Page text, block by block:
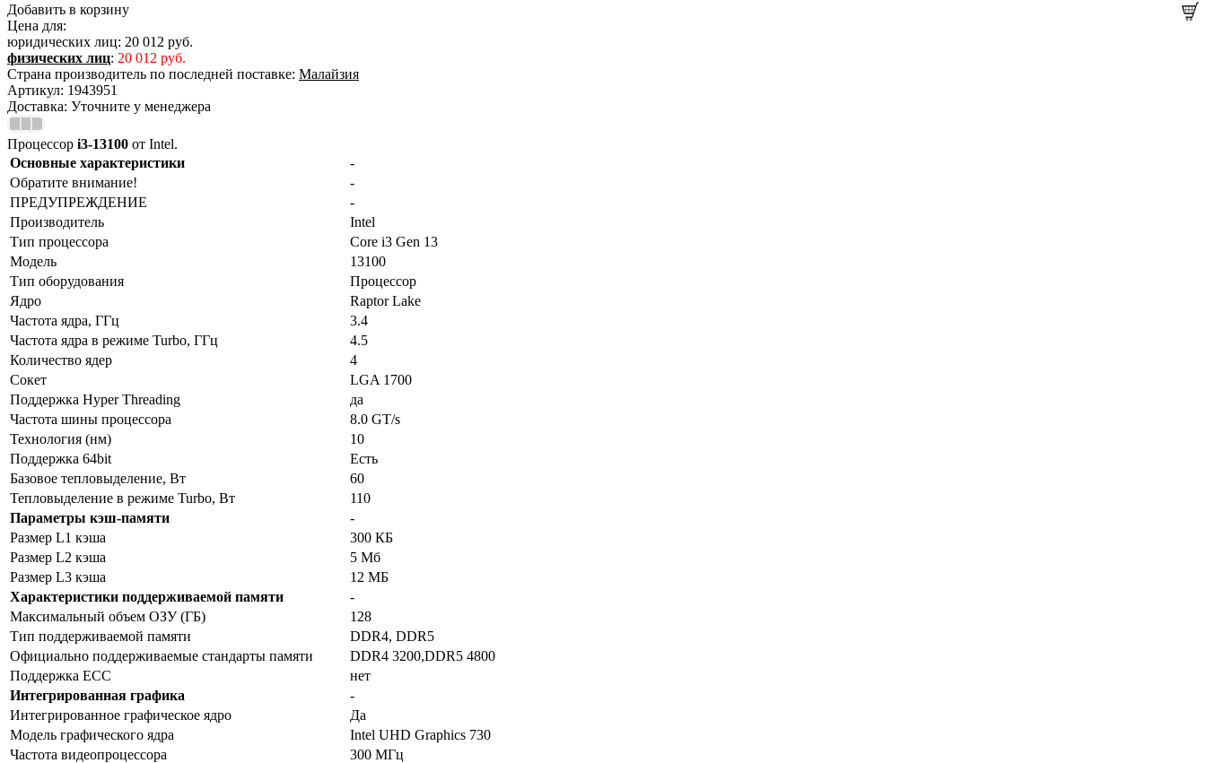
Добавить в корзину
Цена для:
юридических лиц: 20 012 руб.
физических лиц: 20 012 руб.
Страна производитель по последней поставке: Малайзия
Артикул: 1943951
Доставка: Уточните у менеджера
Процессор i3-13100 от Intel.
Основные характеристики
-
Обратите внимание!
-
ПРЕДУПРЕЖДЕНИЕ
-
Производитель
Intel
Тип процессора
Core i3 Gen 13
Модель
13100
Тип оборудования
Процессор
Ядро
Raptor Lake
Частота ядра, ГГц
3.4
Частота ядра в режиме Turbo, ГГц
4.5
Количество ядер
4
Сокет
LGA 1700
Поддержка Hyper Threading
да
Частота шины процессора
8.0 GT/s
Технология (нм)
10
Поддержка 64bit
Есть
Базовое тепловыделение, Вт
60
Тепловыделение в режиме Turbo, Вт
110
Параметры кэш-памяти
-
Размер L1 кэша
300 КБ
Размер L2 кэша
5 Мб
Размер L3 кэша
12 MБ
Характеристики поддерживаемой памяти
-
Максимальный объем ОЗУ (ГБ)
128
Тип поддерживаемой памяти
DDR4, DDR5
Официально поддерживаемые стандарты памяти
DDR4 3200,DDR5 4800
Поддержка ECC
нет
Интегрированная графика
-
Интегрированное графическое ядро
Да
Модель графического ядра
Intel UHD Graphics 730
Частота видеопроцессора
300 МГц